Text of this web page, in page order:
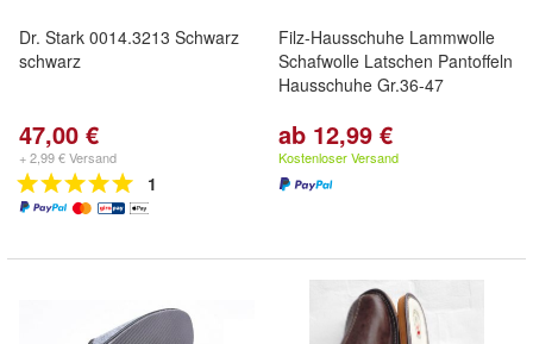
Dr. Stark 0014.3213 Schwarz
schwarz
47,00 €
+ 2,99 € Versand
1
Filz-Hausschuhe Lammwolle
Schafwolle Latschen Pantoffeln
Hausschuhe Gr.36-47
ab 12,99 €
Kostenloser Versand